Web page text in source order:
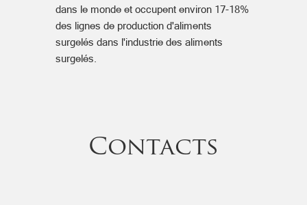
dans le monde et occupent environ 17-18%
des lignes de production d'aliments
surgelés dans l'industrie des aliments
surgelés.
Contacts